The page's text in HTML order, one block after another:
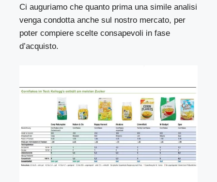
Ci auguriamo che quanto prima una simile analisi
venga condotta anche sul nostro mercato, per
poter compiere scelte consapevoli in fase
d’acquisto.